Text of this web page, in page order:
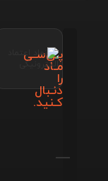
پـی‌سـی
مـاد
را
دنـبال
کـنید.